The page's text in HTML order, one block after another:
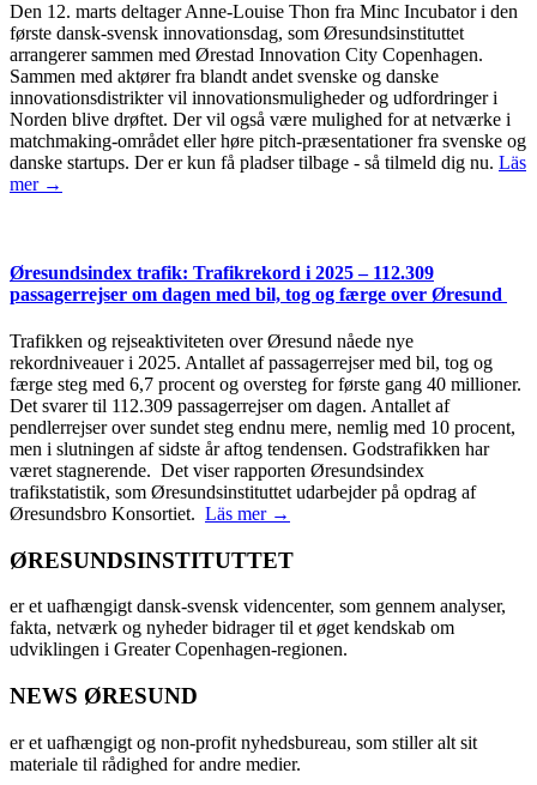
Den 12. marts deltager Anne-Louise Thon fra Minc Incubator i den
første dansk-svensk innovationsdag, som Øresundsinstituttet
arrangerer sammen med Ørestad Innovation City Copenhagen.
Sammen med aktører fra blandt andet svenske og danske
innovationsdistrikter vil innovationsmuligheder og udfordringer i
Norden blive drøftet. Der vil også være mulighed for at netværke i
matchmaking-området eller høre pitch-præsentationer fra svenske og
danske startups. Der er kun få pladser tilbage - så tilmeld dig nu. Läs
mer →
Øresundsindex trafik: Trafikrekord i 2025 – 112.309
passagerrejser om dagen med bil, tog og færge over Øresund
Trafikken og rejseaktiviteten over Øresund nåede nye
rekordniveauer i 2025. Antallet af passagerrejser med bil, tog og
færge steg med 6,7 procent og oversteg for første gang 40 millioner.
Det svarer til 112.309 passagerrejser om dagen. Antallet af
pendlerrejser over sundet steg endnu mere, nemlig med 10 procent,
men i slutningen af sidste år aftog tendensen. Godstrafikken har
været stagnerende. Det viser rapporten Øresundsindex
trafikstatistik, som Øresundsinstituttet udarbejder på opdrag af
Øresundsbro Konsortiet. Läs mer →
ØRESUNDSINSTITUTTET
er et uafhængigt dansk-svensk videncenter, som gennem analyser,
fakta, netværk og nyheder bidrager til et øget kendskab om
udviklingen i Greater Copenhagen-regionen.
NEWS ØRESUND
er et uafhængigt og non-profit nyhedsbureau, som stiller alt sit
materiale til rådighed for andre medier.